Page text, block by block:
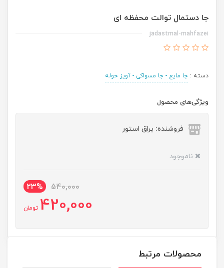
جا دستمال توالت محفظه ای
jadastmal-mahfazei
دسته : جا مایع - جا مسواکی - آویز حوله
ویژگی‌های محصول
فروشنده: یراق استور
ناموجود
540,000
23%
420,000 تومان
محصولات مرتبط